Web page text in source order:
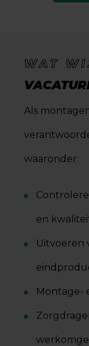
WAT
Als
waaronder:
en
Uitvoeren
Montage-